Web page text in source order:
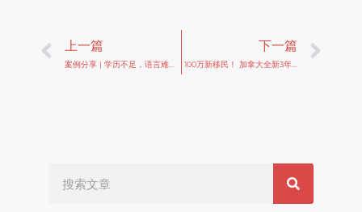
上一篇 下一篇
100万新移民！ 加拿大全新3年移民规划大纲发布